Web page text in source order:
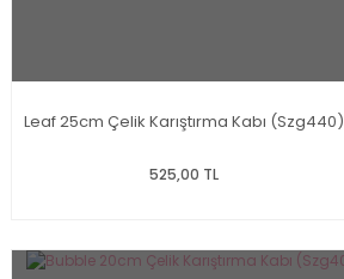
Leaf 25cm Çelik Karıştırma Kabı (Szg440)
525,00 TL